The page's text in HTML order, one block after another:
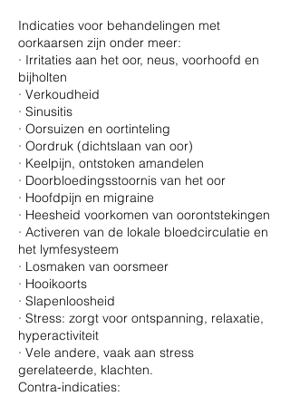
Indicaties voor behandelingen met
oorkaarsen zijn onder meer:
· Irritaties aan het oor, neus, voorhoofd en
bijholten
· Verkoudheid
· Sinusitis
· Oorsuizen en oortinteling
· Oordruk (dichtslaan van oor)
· Keelpijn, ontstoken amandelen
· Doorbloedingsstoornis van het oor
· Hoofdpijn en migraine
· Heesheid voorkomen van oorontstekingen
· Activeren van de lokale bloedcirculatie en
het lymfesysteem
· Losmaken van oorsmeer
· Hooikoorts
· Slapenloosheid
· Stress: zorgt voor ontspanning, relaxatie,
hyperactiviteit
· Vele andere, vaak aan stress
gerelateerde, klachten.
Contra-indicaties: